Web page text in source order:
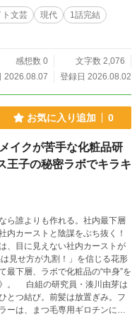
ト文芸 現代
1話完結
感想数 0
文字数 2,076
2026.08.07
登録日 2026.08.02
お気に入り追加 0
イクが苦手な化粧品研
王子の秘密ラボでキラキ
ら誰よりも作れる。社内最下層
内カーストと陰謀をぶち抜く！
、目に見えない社内カーストが
最下層、ラボで化粧品の“中身”を
芽は
とつ結び。前髪は放置ぎみ。フ
ーは、まつ毛専用ギロチンに見
ば悩みを一発で見抜き、成分